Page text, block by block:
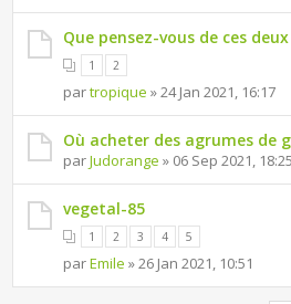
Que pensez-vous de ces
1 2
partropique » 24 Jan 2021, 16:17
Où acheter des agrumes de
parJudorange » 06 Sep 2021, 18:25
vegetal-85
1 2 3 4 5
parEmile » 26 Jan 2021, 10:51